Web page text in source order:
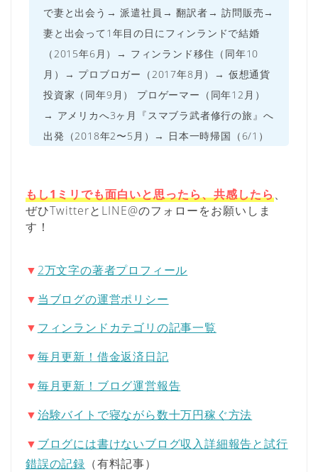
で妻と出会う→ 派遣社員→ 翻訳者→ 訪問販売→
妻と出会って1年目の日にフィンランドで結婚
（2015年6月）→ フィンランド移住（同年10
月）→ プロブロガー（2017年8月）→ 仮想通貨
投資家（同年9月） プロゲーマー（同年12月）
→ アメリカへ3ヶ月『スマブラ武者修行の旅』へ
出発（2018年2〜5月）→ 日本一時帰国（6/1）
もし1ミリでも面白いと思ったら、共感したら、
ぜひTwitterとLINE@のフォローをお願いしま
す！
▼ 2万文字の著者プロフィール
▼ 当ブログの運営ポリシー
▼ フィンランドカテゴリの記事一覧
▼毎月更新！借金返済日記
▼毎月更新！ブログ運営報告
▼治験バイトで寝ながら数十万円稼ぐ方法
▼ ブログには書けないブログ収入詳細報告と試行
錯誤の記録 （有料記事）